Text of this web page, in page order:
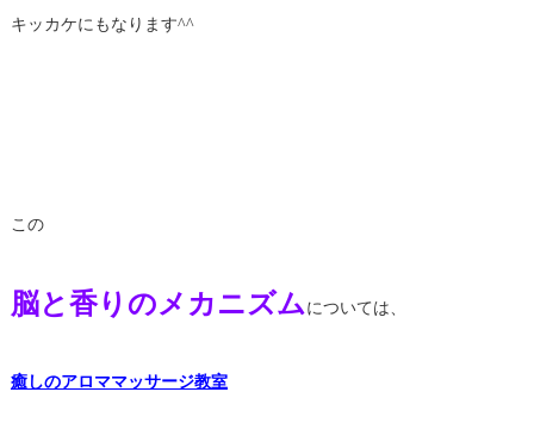
キッカケにもなります^^
この
脳と香りのメカニズム については、
癒しのアロママッサージ教室